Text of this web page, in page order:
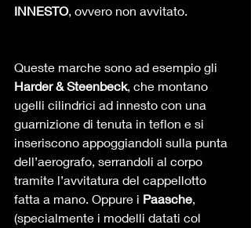
INNESTO, ovvero non avvitato.
Queste marche sono ad esempio gli
Harder & Steenbeck, che montano
ugelli cilindrici ad innesto con una
guarnizione di tenuta in teflon e si
inseriscono appoggiandoli sulla punta
dell’aerografo, serrandoli al corpo
tramite l’avvitatura del cappellotto
fatta a mano. Oppure i Paasche,
(specialmente i modelli datati col